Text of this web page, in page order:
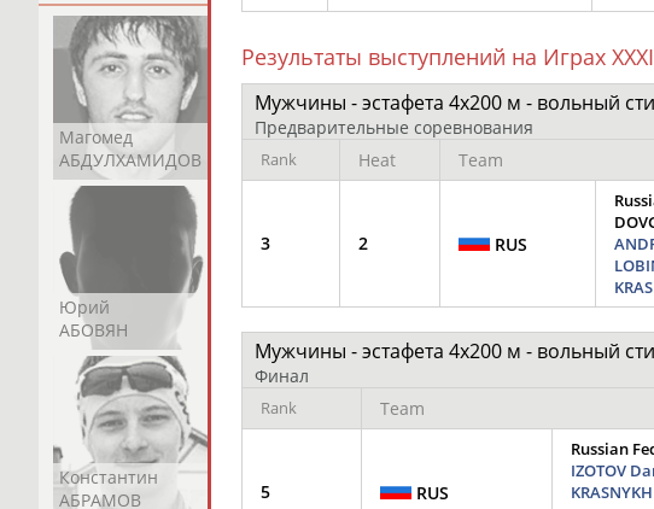
Магомед
АБДУЛХАМИДОВ
Шамиль
АБДУРАХМАНОВ
Адлан
АБДУРАШИДОВ
Юрий
АБОВЯН
Никита
АБОЗОВИК
Виктор
АБОИМОВ
Элизабет
Константин
АБРАМОВ
АБРАМОВ
АБРАМОВ
Павел
АБРАМОВ
Результаты выступлений на Играх
Мужчины - эстафета 4х200 м - вольный
Предварительные соревнования
Rank Heat Team
3 2 RUS
Мужчины - эстафета 4х200 м - вольный
Финал
Rank Team
5 RUS
Russian
IZOTOV